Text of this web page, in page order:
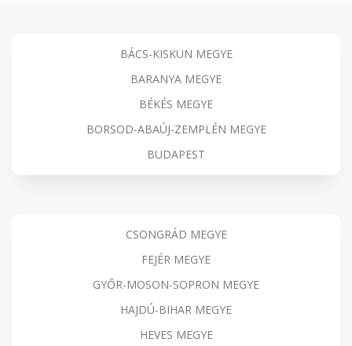
BÁCS-KISKUN MEGYE
BARANYA MEGYE
BÉKÉS MEGYE
BORSOD-ABAÚJ-ZEMPLÉN MEGYE
BUDAPEST
CSONGRÁD MEGYE
FEJÉR MEGYE
GYŐR-MOSON-SOPRON MEGYE
HAJDÚ-BIHAR MEGYE
HEVES MEGYE